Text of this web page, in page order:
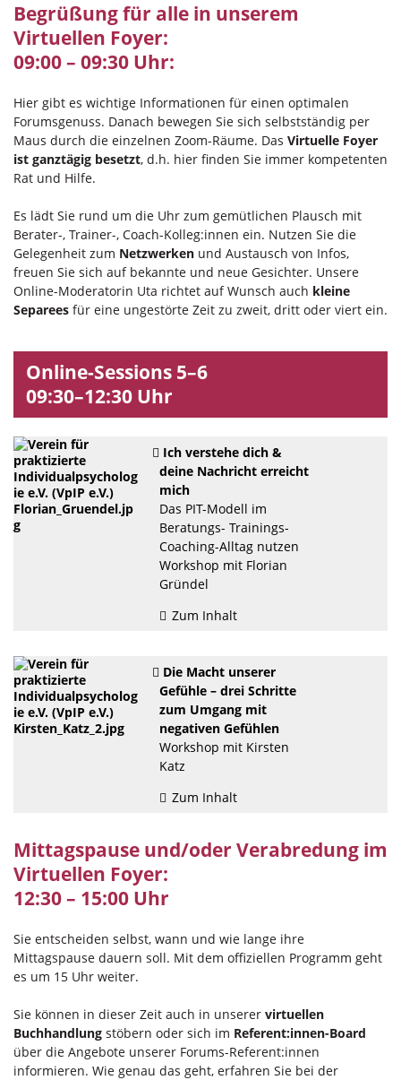
Begrüßung für alle in unserem
Virtuellen Foyer:
09:00 – 09:30 Uhr:
Hier gibt es wichtige Informationen für einen optimalen
Forumsgenuss. Danach bewegen Sie sich selbstständig per
Maus durch die einzelnen Zoom-Räume. Das Virtuelle Foyer
ist ganztägig besetzt, d.h. hier finden Sie immer kompetenten
Rat und Hilfe.
Es lädt Sie rund um die Uhr zum gemütlichen Plausch mit
Berater-, Trainer-, Coach-Kolleg:innen ein. Nutzen Sie die
Gelegenheit zum Netzwerken und Austausch von Infos,
freuen Sie sich auf bekannte und neue Gesichter. Unsere
Online-Moderatorin Uta richtet auf Wunsch auch kleine
Separees für eine ungestörte Zeit zu zweit, dritt oder viert ein.
Online-Sessions 5–6
09:30–12:30 Uhr
Ich verstehe dich &
deine Nachricht erreicht
mich
Das PIT-Modell im
Beratungs- Trainings-
Coaching-Alltag nutzen
Workshop mit Florian
Gründel
Zum Inhalt
Die Macht unserer
Gefühle – drei Schritte
zum Umgang mit
negativen Gefühlen
Workshop mit Kirsten
Katz
Zum Inhalt
Mittagspause und/oder Verabredung im
Virtuellen Foyer:
12:30 – 15:00 Uhr
Sie entscheiden selbst, wann und wie lange ihre
Mittagspause dauern soll. Mit dem offiziellen Programm geht
es um 15 Uhr weiter.
Sie können in dieser Zeit auch in unserer virtuellen
Buchhandlung stöbern oder sich im Referent:innen-Board
über die Angebote unserer Forums-Referent:innen
informieren. Wie genau das geht, erfahren Sie bei der